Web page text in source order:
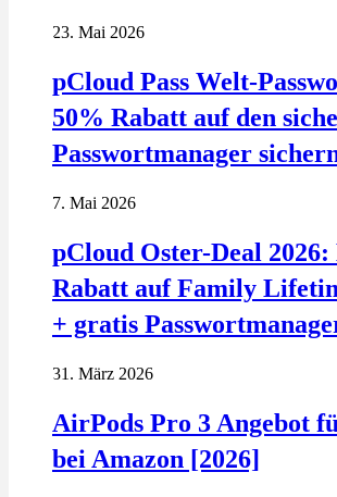
23. Mai 2026
pCloud Pass Welt-
50% Rabatt auf den
Passwortmanager
7. Mai 2026
pCloud Oster-Deal 2026:
Rabatt auf Family
+ gratis
31. März 2026
AirPods Pro 3 Angebot
bei Amazon [2026]